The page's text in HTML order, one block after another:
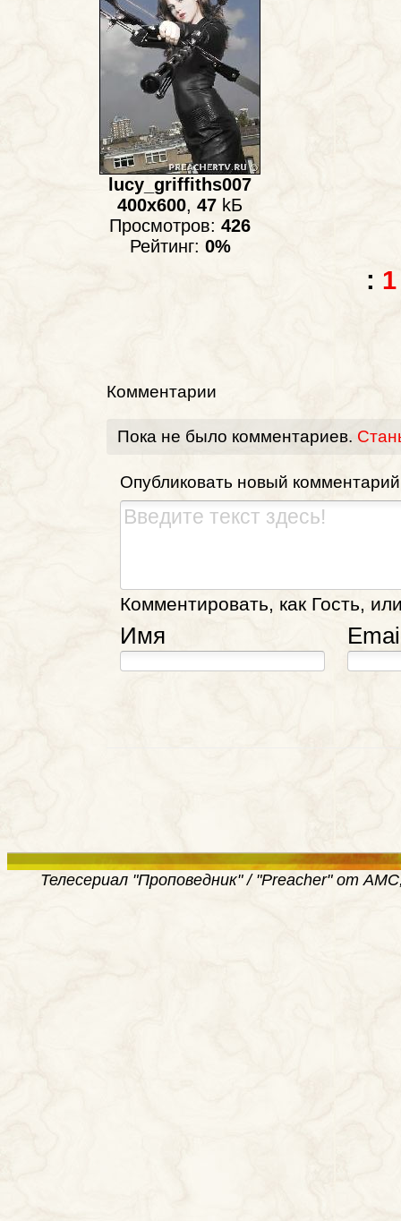
lucy_griffiths007
400x600, 47 kБ
Просмотров: 426
Рейтинг: 0%
: 1
Комментарии
Пока не было комментариев.
Опубликовать новый комментарий
Комментировать, как Гость,
Имя
Телесериал "Проповедник" / "Preacher" от